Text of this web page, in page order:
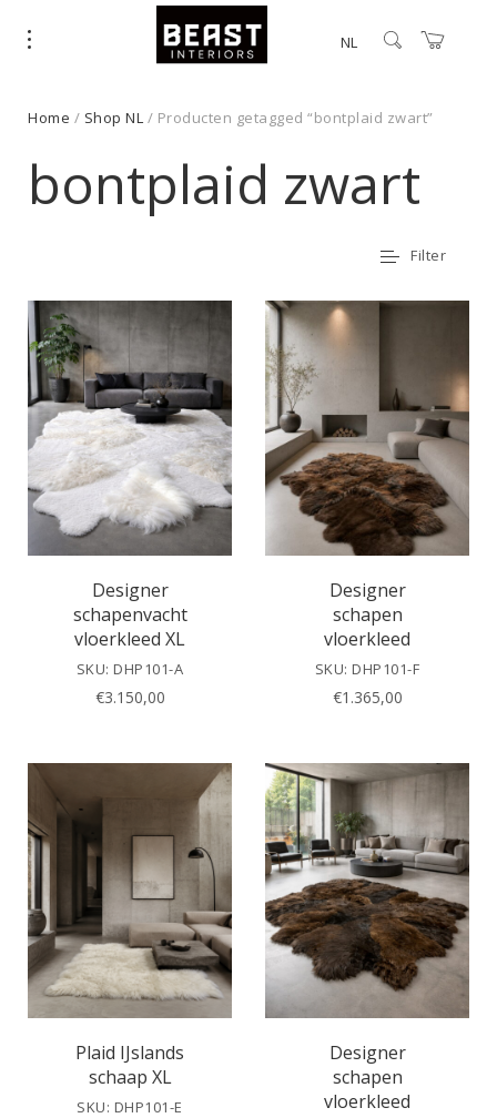
NL
Home / Shop NL / Producten getagged “bontplaid zwart”
bontplaid zwart
Filter
Designer
schapenvacht
vloerkleed XL
SKU: DHP101-A
€3.150,00
Designer
schapen
vloerkleed
SKU: DHP101-F
€1.365,00
Plaid IJslands
schaap XL
SKU: DHP101-E
Designer
schapen
vloerkleed